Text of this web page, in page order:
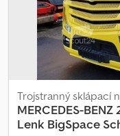
Trojstranný sklápací
MERCEDES-BENZ
Lenk BigSpace